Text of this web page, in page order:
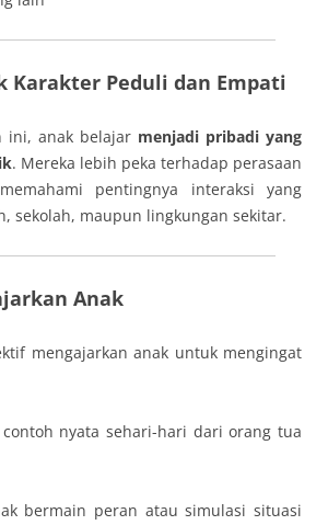
Karakter Peduli dan Empati
ini, anak belajar menjadi pribadi yang
. Mereka lebih peka terhadap perasaan
pentingnya interaksi yang
sekolah, maupun lingkungan sekitar.
Anak
mengajarkan anak untuk mengingat
nyata sehari-hari dari orang tua
bermain peran atau simulasi situasi